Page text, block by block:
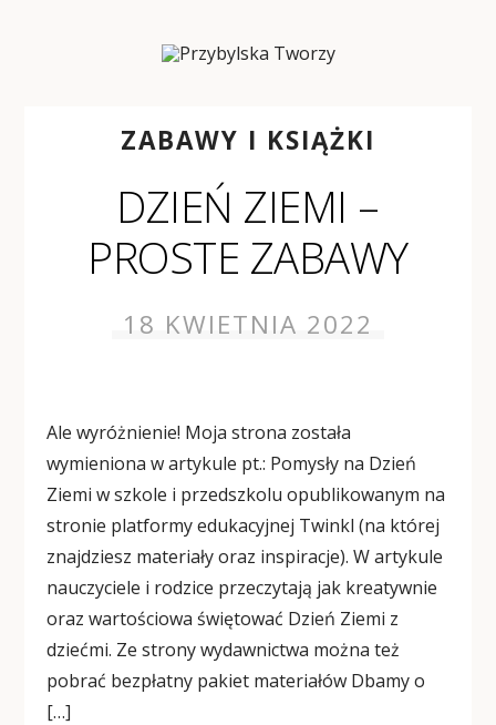
ZABAWY I KSIĄŻKI
DZIEŃ ZIEMI –
PROSTE ZABAWY
18 KWIETNIA 2022
Ale wyróżnienie! Moja strona została
wymieniona w artykule pt.: Pomysły na Dzień
Ziemi w szkole i przedszkolu opublikowanym na
stronie platformy edukacyjnej Twinkl (na której
znajdziesz materiały oraz inspiracje). W artykule
nauczyciele i rodzice przeczytają jak kreatywnie
oraz wartościowa świętować Dzień Ziemi z
dziećmi. Ze strony wydawnictwa można też
pobrać bezpłatny pakiet materiałów Dbamy o
[…]